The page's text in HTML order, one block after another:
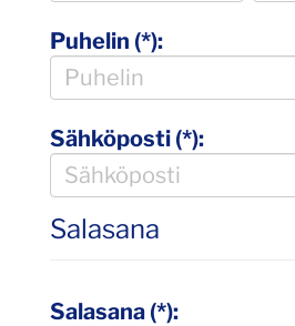
Puhelin (*):
Sähköposti (*):
Salasana
Salasana (*):